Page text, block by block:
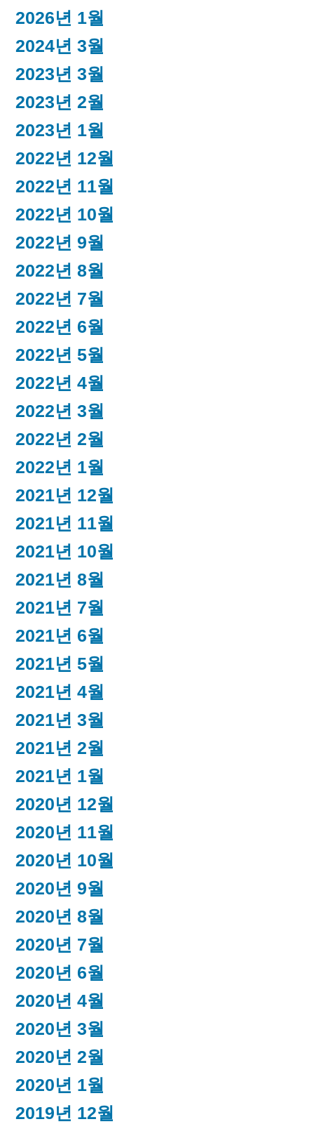
2026년 1월
2024년 3월
2023년 3월
2023년 2월
2023년 1월
2022년 12월
2022년 11월
2022년 10월
2022년 9월
2022년 8월
2022년 7월
2022년 6월
2022년 5월
2022년 4월
2022년 3월
2022년 2월
2022년 1월
2021년 12월
2021년 11월
2021년 10월
2021년 8월
2021년 7월
2021년 6월
2021년 5월
2021년 4월
2021년 3월
2021년 2월
2021년 1월
2020년 12월
2020년 11월
2020년 10월
2020년 9월
2020년 8월
2020년 7월
2020년 6월
2020년 4월
2020년 3월
2020년 2월
2020년 1월
2019년 12월